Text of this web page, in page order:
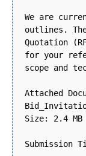
We are
outlines.
Quotation
for your
scope and
Attached
Size: 2.4
Submission